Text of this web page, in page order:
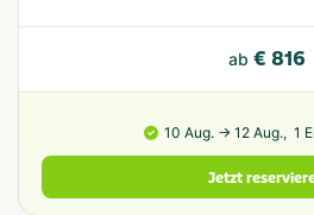
ab € 816
10 Aug. → 12 Aug., 1
Jetzt